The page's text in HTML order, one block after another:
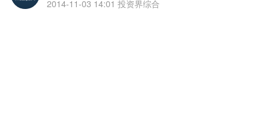
2014-11-03 14:01 投资界综合